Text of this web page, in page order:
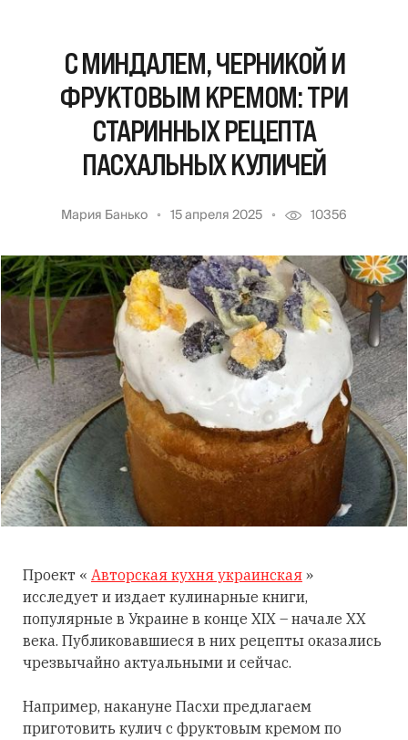
С МИНДАЛЕМ, ЧЕРНИКОЙ И
ФРУКТОВЫМ КРЕМОМ: ТРИ
СТАРИННЫХ РЕЦЕПТА
ПАСХАЛЬНЫХ КУЛИЧЕЙ
Мария Банько 15 апреля 2025 10356
Проект « Авторская кухня украинская »
исследует и издает кулинарные книги,
популярные в Украине в конце XIX – начале XX
века. Публиковавшиеся в них рецепты оказались
чрезвычайно актуальными и сейчас.
Например, накануне Пасхи предлагаем
приготовить кулич с фруктовым кремом по